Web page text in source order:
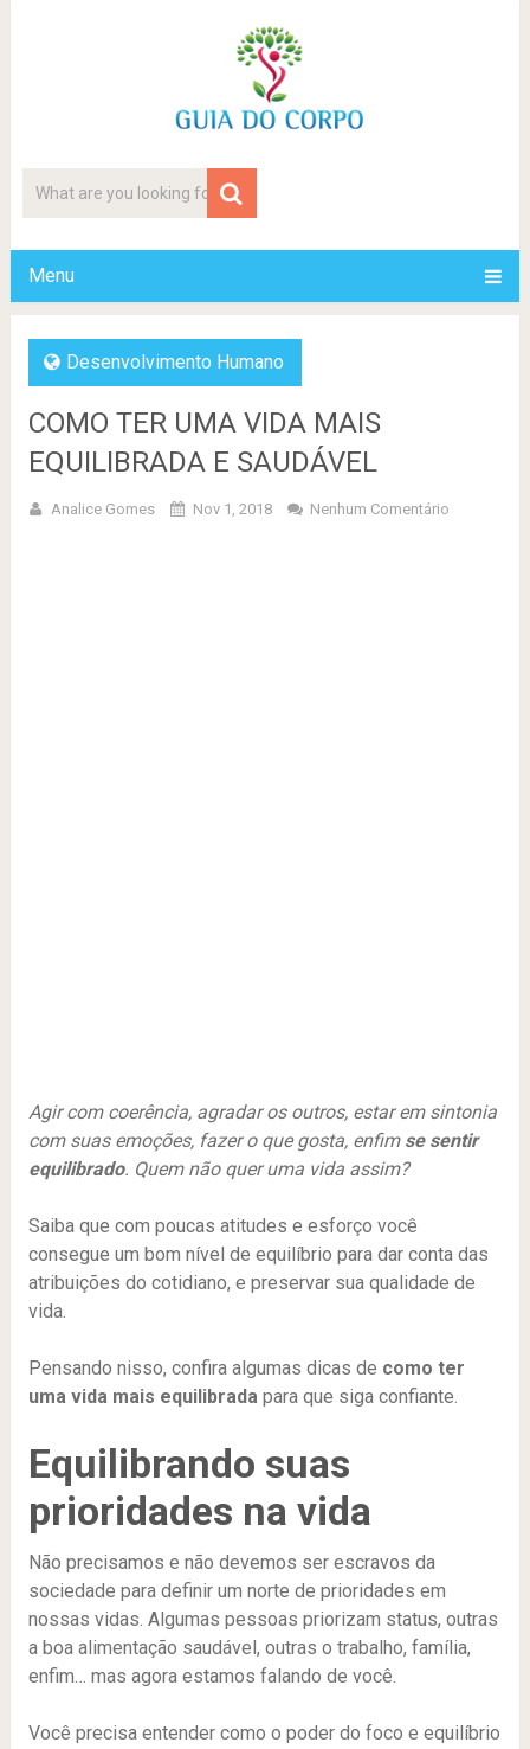
Menu
Desenvolvimento Humano
COMO TER UMA VIDA MAIS
EQUILIBRADA E SAUDÁVEL
Analice Gomes Nov 1, 2018 Nenhum Comentário
Agir com coerência, agradar os outros, estar em sintonia
com suas emoções, fazer o que gosta, enfim se sentir
equilibrado. Quem não quer uma vida assim?
Saiba que com poucas atitudes e esforço você
consegue um bom nível de equilíbrio para dar conta das
atribuições do cotidiano, e preservar sua qualidade de
vida.
Pensando nisso, confira algumas dicas de como ter
uma vida mais equilibradapara que siga confiante.
Equilibrando suas
prioridades na vida
Não precisamos e não devemos ser escravos da
sociedade para definir um norte de prioridades em
nossas vidas. Algumas pessoas priorizam status, outras
a boa alimentação saudável, outras o trabalho, família,
enfim… mas agora estamos falando de você.
Você precisa entender como o poder do foco e equilíbrio